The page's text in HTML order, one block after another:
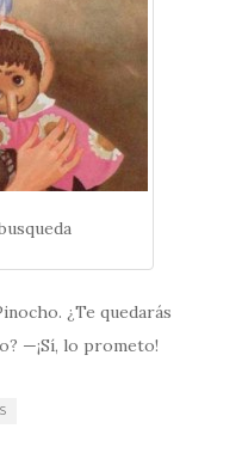
¿Te quedarás
—¡Sí, lo prometo!